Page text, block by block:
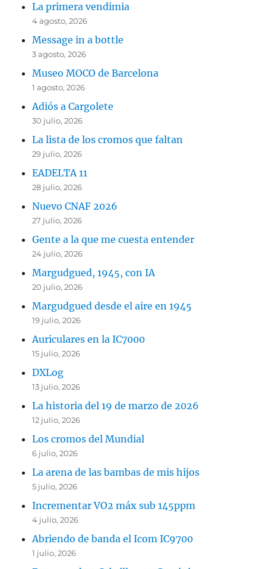
La primera vendimia
4 agosto, 2026
Message in a bottle
3 agosto, 2026
Museo MOCO de Barcelona
1 agosto, 2026
Adiós a Cargolete
30 julio, 2026
La lista de los cromos que faltan
29 julio, 2026
EADELTA 11
28 julio, 2026
Nuevo CNAF 2026
27 julio, 2026
Gente a la que me cuesta entender
24 julio, 2026
Margudgued, 1945, con IA
20 julio, 2026
Margudgued desde el aire en 1945
19 julio, 2026
Auriculares en la IC7000
15 julio, 2026
DXLog
13 julio, 2026
La historia del 19 de marzo de 2026
12 julio, 2026
Los cromos del Mundial
6 julio, 2026
La arena de las bambas de mis hijos
5 julio, 2026
Incrementar VO2 máx sub 145ppm
4 julio, 2026
Abriendo de banda el Icom IC9700
1 julio, 2026